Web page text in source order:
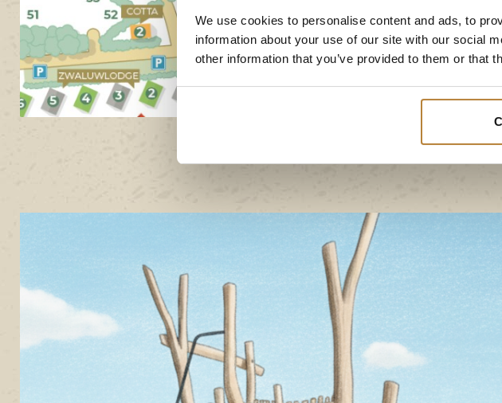
We use cookies to personalise content and ads, to
information about your use of our site with our social
other information that you’ve provided to them or that